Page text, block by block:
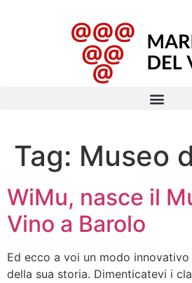
Tag: Museo
WiMu, nasce il
Vino a Barolo
Ed ecco a voi un modo
della sua storia. Dimenticatevi i